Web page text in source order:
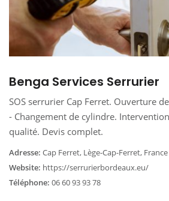
Benga Services Serrurier
SOS serrurier Cap Ferret. Ouverture
- Changement de cylindre.
qualité. Devis complet.
Adresse: Cap Ferret, Lège-Cap-Ferret, France
Website: https://serrurierbordeaux.eu/
Téléphone: 06 60 93 93 78